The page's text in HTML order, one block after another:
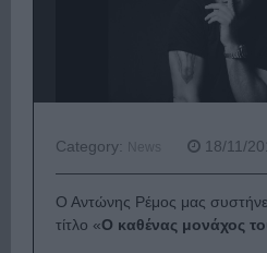
Category: News 18/11/
Ο Αντώνης Ρέμος μας
τίτλο «Ο καθένας μονάχος